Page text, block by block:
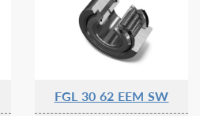
FGL 30 62 EEM SW